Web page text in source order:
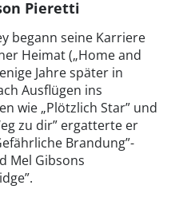
Pieretti
begann seine Karriere
Heimat („Home and
Jahre später in
Ausflügen ins
wie „Plötzlich Star” und
zu dir” ergatterte er
Brandung”-
Mel Gibsons